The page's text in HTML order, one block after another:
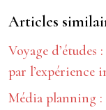
Articles
Voyage
par l’expérience
Média planning